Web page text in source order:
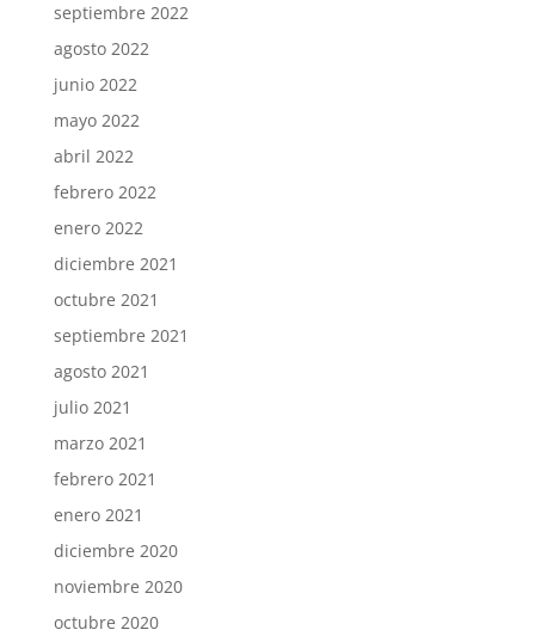
septiembre 2022
agosto 2022
junio 2022
mayo 2022
abril 2022
febrero 2022
enero 2022
diciembre 2021
octubre 2021
septiembre 2021
agosto 2021
julio 2021
marzo 2021
febrero 2021
enero 2021
diciembre 2020
noviembre 2020
octubre 2020